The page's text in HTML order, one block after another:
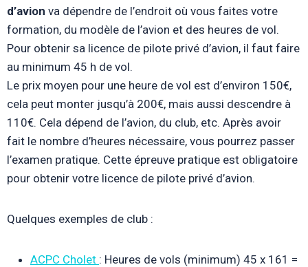
d’avion va dépendre de l’endroit où vous faites votre
formation, du modèle de l’avion et des heures de vol.
Pour obtenir sa licence de pilote privé d’avion, il faut faire
au minimum 45 h de vol.
Le prix moyen pour une heure de vol est d’environ 150€,
cela peut monter jusqu’à 200€, mais aussi descendre à
110€. Cela dépend de l’avion, du club, etc. Après avoir
fait le nombre d’heures nécessaire, vous pourrez passer
l’examen pratique. Cette épreuve pratique est obligatoire
pour obtenir votre licence de pilote privé d’avion.
Quelques exemples de club :
ACPC Cholet : Heures de vols (minimum) 45 x 161 =